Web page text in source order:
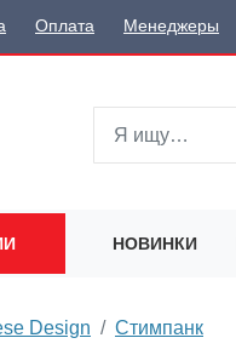
Оплата Менеджеры
НОВИНКИ
Design Стимпанк